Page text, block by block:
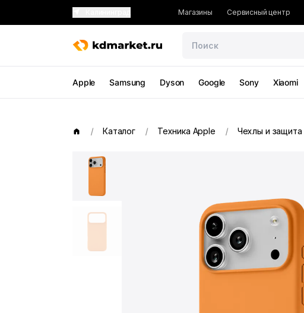
Магазины Сервисный центр
Apple Samsung Dyson Google Sony Xiaomi
Каталог Техника Apple Чехлы и защита